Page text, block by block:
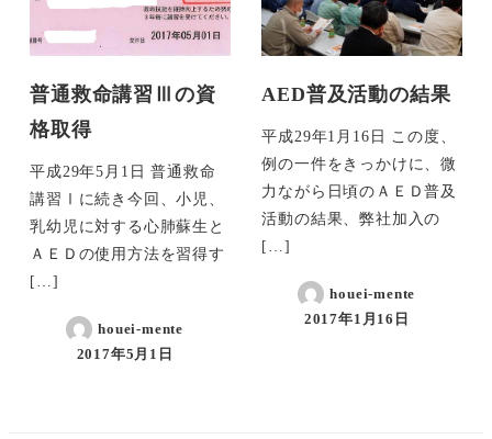
普通救命講習Ⅲの資
格取得
平成29年5月1日 普通救命
講習Ⅰに続き今回、小児、
乳幼児に対する心肺蘇生と
ＡＥＤの使用方法を習得す
[…]
houei-mente
2017年5月1日
AED普及活動の結果
平成29年1月16日 この度、
例の一件をきっかけに、微
力ながら日頃のＡＥＤ普及
活動の結果、弊社加入の
[…]
houei-mente
2017年1月16日